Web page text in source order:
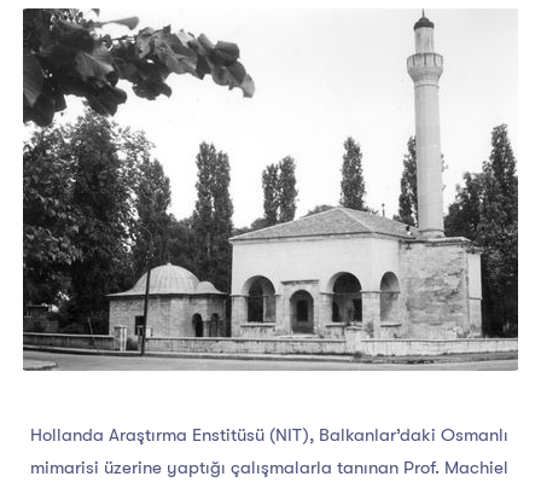
Hollanda Araştırma Enstitüsü (NIT), Balkanlar’daki Osmanlı
mimarisi üzerine yaptığı çalışmalarla tanınan Prof. Machiel